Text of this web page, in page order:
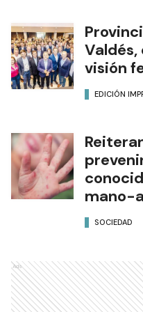
Valdés,
visión
EDICIÓN
mano-
SOCIEDAD
Ads